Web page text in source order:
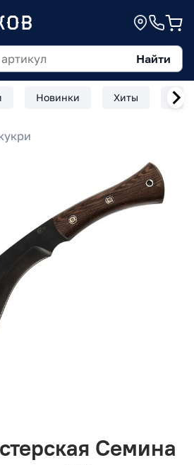
Найти
Новинки Хиты
Семина